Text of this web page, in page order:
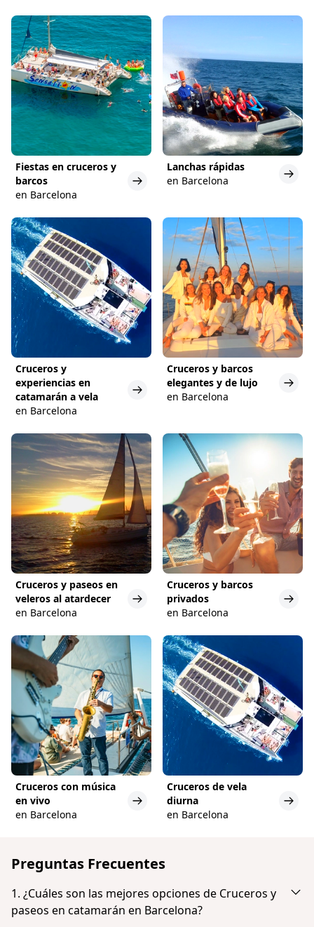
Fiestas en cruceros y
barcos
en Barcelona
Lanchas rápidas
en Barcelona
Cruceros y
experiencias en
catamarán a vela
en Barcelona
Cruceros y barcos
elegantes y de lujo
en Barcelona
Cruceros y paseos en
veleros al atardecer
en Barcelona
Cruceros y barcos
privados
en Barcelona
Cruceros con música
en vivo
en Barcelona
Cruceros de vela
diurna
en Barcelona
Preguntas Frecuentes
1. ¿Cuáles son las mejores opciones de Cruceros y
paseos en catamarán en Barcelona?